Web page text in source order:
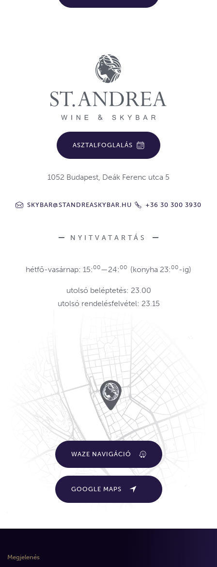
ASZTALFOGLALÁS
1052 Budapest, Deák Ferenc utca 5
SKYBAR@STANDREASKYBAR.HU +36 30 300 3930
NYITVATARTÁS
hétfő-vasárnap: 15: 00—24: 00 (konyha 23: 00-ig)
utolsó beléptetés: 23.00
utolsó rendelésfelvétel: 23.15
WAZE NAVIGÁCIÓ
GOOGLE MAPS
Megjelenés